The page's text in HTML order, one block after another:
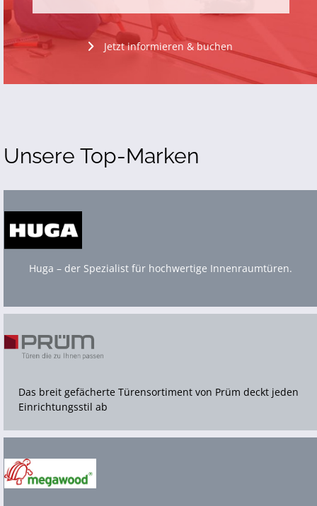
Jetzt informieren & buchen
Unsere Top-Marken
Das breit gefächerte Türensortiment von Prüm deckt jeden
Einrichtungsstil ab
Huga – der Spezialist für hochwertige Innenraumtüren.